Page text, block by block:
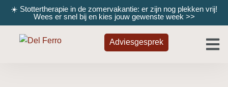
☀️ Stottertherapie in de zomervakantie: er zijn nog plekken vrij!
Wees er snel bij en kies jouw gewenste week >>
Adviesgesprek